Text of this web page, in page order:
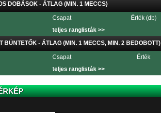
DOBÁSOK - ÁTLAG (MIN. 1 MECCS)
Csapat Érték (db)
teljes ranglisták >>
BÜNTETŐK - ÁTLAG (MIN. 1 MECCS, MIN. 2 BEDOBOTT)
Csapat Érték
teljes ranglisták >>